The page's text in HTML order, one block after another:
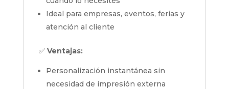
Ideal para empresas, eventos, ferias y
atención al cliente
✅ Ventajas:
Personalización instantánea sin
necesidad de impresión externa